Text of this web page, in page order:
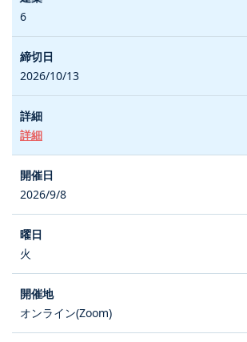
6
2026/10/13
詳細
2026/9/8
火
オンライン(Zoom)